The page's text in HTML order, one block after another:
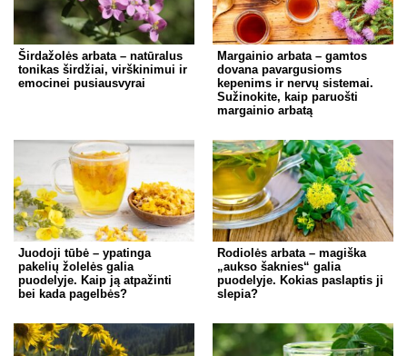
Širdažolės arbata – natūralus
tonikas širdžiai, virškinimui ir
emocinei pusiausvyrai
Margainio arbata – gamtos
dovana pavargusioms
kepenims ir nervų sistemai.
Sužinokite, kaip paruošti
margainio arbatą
Juodoji tūbė – ypatinga
pakelių žolelės galia
puodelyje. Kaip ją atpažinti
bei kada pagelbės?
Rodiolės arbata – magiška
„aukso šaknies“ galia
puodelyje. Kokias paslaptis ji
slepia?